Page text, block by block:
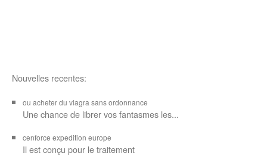
Nouvelles recentes:
ou acheter du viagra sans ordonnance
Une chance de librer vosfantasmes les...
cenforce expedition europe
Il estconçu pour le traitement